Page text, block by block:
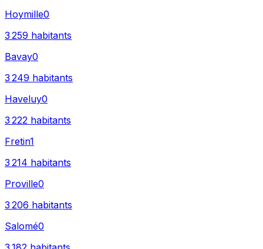
Hoymille0
3 259 habitants
Bavay0
3 249 habitants
Haveluy0
3 222 habitants
Fretin1
3 214 habitants
Proville0
3 206 habitants
Salomé0